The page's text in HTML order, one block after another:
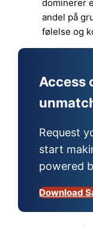
dominerer
andel på
følelse og
Access
Request
start
powered
Download